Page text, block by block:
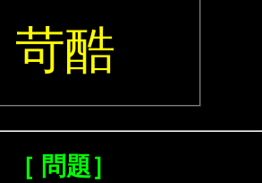
苛酷
［ 問題］